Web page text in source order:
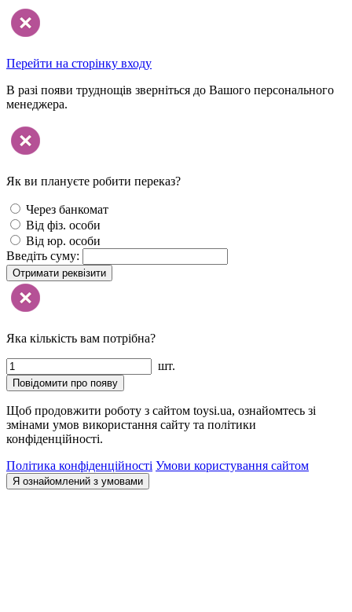
Перейти на сторінку входу
В разі появи труднощів зверніться до Вашого персонального
менеджера.
Як ви плануєте робити переказ?
Через банкомат
Від фіз. особи
Від юр. особи
Введіть суму:
Отримати реквізити
Яка кількість вам потрібна?
шт.
Повідомити про появу
Щоб продовжити роботу з сайтом toysi.ua, ознайомтесь зі
змінами умов використання сайту та політики
конфіденційності.
Політика конфіденційності Умови користування сайтом
Я ознайомлений з умовами